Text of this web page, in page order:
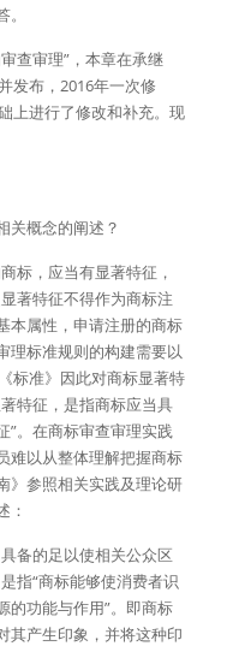
查审理”，本章在承继
发布，2016年一次修
上进行了修改和补充。现
关概念的阐述？
标，应当有显著特征，
著特征不得作为商标注
本属性，申请注册的商标
理标准规则的构建需要以
标准》因此对商标显著特
特征，是指商标应当具
”。在商标审查审理实践
难以从整体理解把握商标
》参照相关实践及理论研
：
备的足以使相关公众区
指“商标能够使消费者识
的功能与作用”。即商标
其产生印象，并将这种印